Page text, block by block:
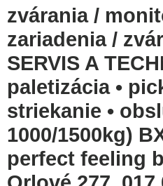
zvárania /
zariadenia /
SERVIS A
paletizácia •
striekanie •
1000/1500kg)
perfect feeling